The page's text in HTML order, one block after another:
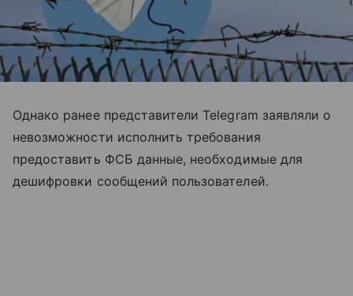
Однако ранее представители Telegram заявляли о
невозможности исполнить требования
предоставить ФСБ данные, необходимые для
дешифровки сообщений пользователей.